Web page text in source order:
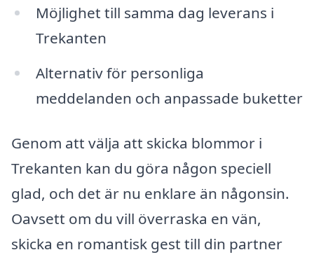
Möjlighet till samma dag leverans i
Trekanten
Alternativ för personliga
meddelanden och anpassade buketter
Genom att välja att skicka blommor i
Trekanten kan du göra någon speciell
glad, och det är nu enklare än någonsin.
Oavsett om du vill överraska en vän,
skicka en romantisk gest till din partner